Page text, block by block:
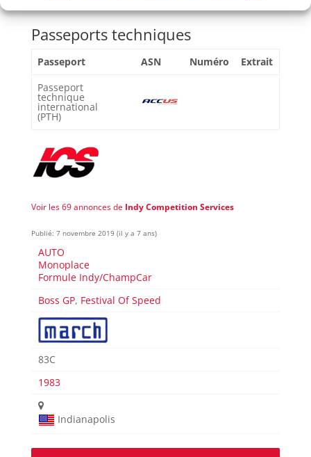
Passeports techniques
Passeport ASN Numéro
Extrait
Passeport
technique
international
(PTH)
Voir les 69 annonces de Indy Competition Services
Publié: 7 novembre 2019 (il y a 7 ans)
AUTO
Monoplace
Formule Indy/ChampCar
Boss GP, Festival Of Speed
83C
1983
Indianapolis